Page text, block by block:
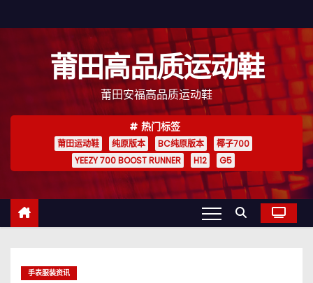
至
莆田高品质运动鞋
莆田安福高品质运动鞋
热门标签
莆田运动鞋 纯原版本 BC纯原版本
椰子700
YEEZY 700 BOOST RUNNER
H12 G5
手表服装资讯